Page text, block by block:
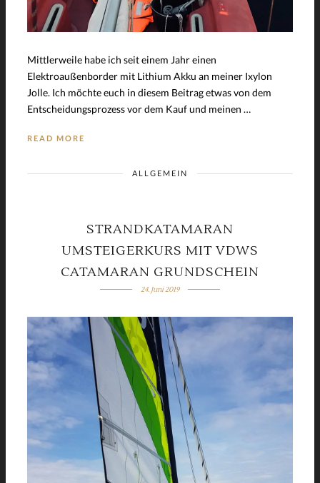
Mittlerweile habe ich seit einem Jahr einen
Elektroaußenborder mit Lithium Akku an meiner Ixylon
Jolle. Ich möchte euch in diesem Beitrag etwas von dem
Entscheidungsprozess vor dem Kauf und meinen …
READ MORE
ALLGEMEIN
STRANDKATAMARAN
UMSTEIGERKURS MIT VDWS
CATAMARAN GRUNDSCHEIN
24. Juni 2019